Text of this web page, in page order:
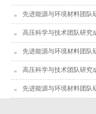
先进能源与环境材料团队研究成果在JACS
高压科学与技术团队研究成果在
先进能源与环境材料团队研究成果在Angew. Chem.
高压科学与技术团队研究成果在
先进能源与环境材料团队研究成果在Adv.